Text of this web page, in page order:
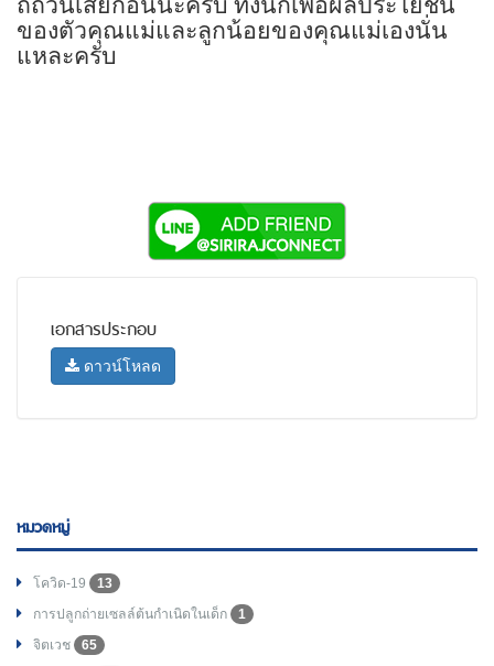
ถี่ถ้วนเสียก่อนนะครับ ทั้งนี้ก็เพื่อผลประโยชน์
ของตัวคุณแม่และลูกน้อยของคุณแม่เองนั่น
แหละครับ
เอกสารประกอบ
ดาวน์โหลด
หมวดหมู่
โควิด-19
13
การปลูกถ่ายเซลล์ต้นกำเนิดในเด็ก
1
จิตเวช
65